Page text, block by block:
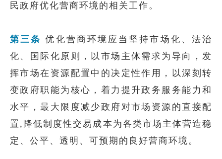
民政府优化营商环境的相关工作。
第三条 优化营商环境应当坚持市场化、法治
化、国际化原则，以市场主体需求为导向，发
挥市场在资源配置中的决定性作用，以深刻转
变政府职能为核心，着力提升政务服务能力和
水平，最大限度减少政府对市场资源的直接配
置,降低制度性交易成本为各类市场主体营造稳
定、公平、透明、可预期的良好营商环境。